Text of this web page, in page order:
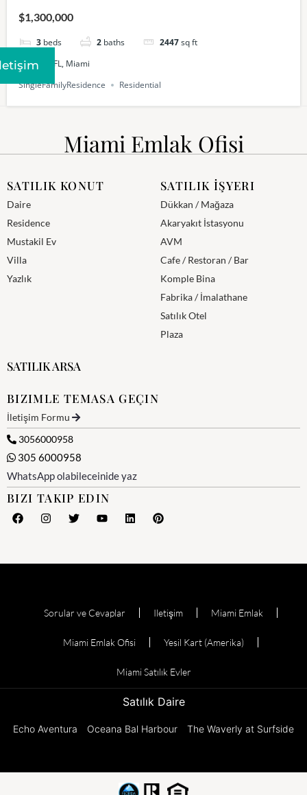
$1,300,000
3 beds 2 baths 2447sq ft
Redland, FL, Miami
SingleFamilyResidence
Residential
Miami Emlak Ofisi
SATILIK KONUT
Daire
Residence
Mustakil Ev
Villa
Yazlık
SATILIK İŞYERI
Dükkan / Mağaza
Akaryakıt İstasyonu
AVM
Cafe / Restoran / Bar
Komple Bina
Fabrika / İmalathane
Satılık Otel
Plaza
SATILIK ARSA
BIZIMLE TEMASA GEÇIN
İletişim Formu
3056000958
305 6000958
WhatsApp olabileceinide yaz
BIZI TAKIP EDIN
Sorular ve Cevaplar Iletişim Miami Emlak
Miami Emlak Ofisi Yesil Kart (Amerika)
Miami Satılık Evler
Satılık Daire
Echo Aventura Oceana Bal Harbour The Waverly at Surfside